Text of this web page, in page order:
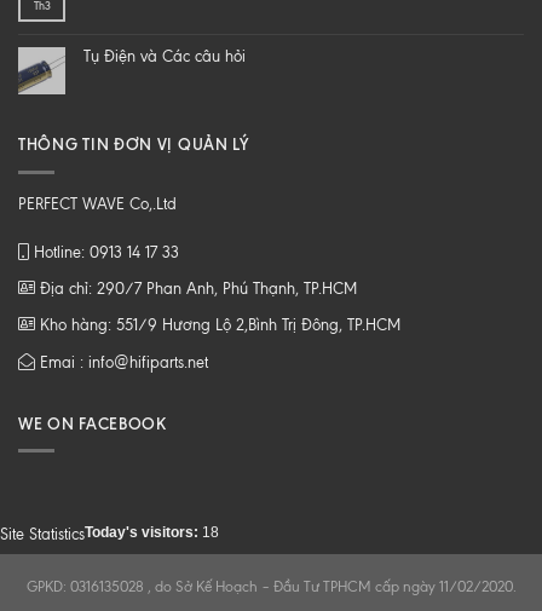
Z
Th3
Tụ Điện và Các câu hỏi
THÔNG TIN ĐƠN VỊ QUẢN LÝ
PERFECT WAVE Co,.Ltd
Hotline: 0913 14 17 33
Địa chỉ: 290/7 Phan Anh, Phú Thạnh, TP.HCM
Kho hàng: 551/9 Hương Lộ 2,Bình Trị Đông, TP.HCM
Emai : info@hifiparts.net
WE ON FACEBOOK
Site StatisticsToday's visitors: 18
GPKD: 0316135028 , do Sở Kế Hoạch – Đầu Tư TPHCM cấp ngày 11/02/2020.